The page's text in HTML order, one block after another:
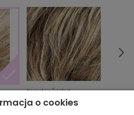
bernstein/rooted
o cookies